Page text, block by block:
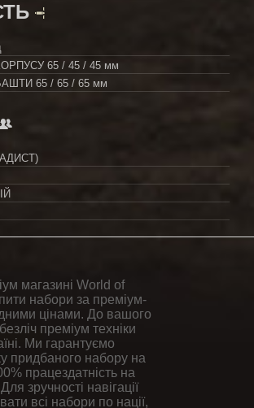
65 / 45 / 45 мм
65 / 65 / 65 мм
магазині World of
набори за преміум-
цінами. До вашого
преміум техніки
Ми гарантуємо
придбаного набору на
працездатність на
зручності навігації
всі набори по нації,